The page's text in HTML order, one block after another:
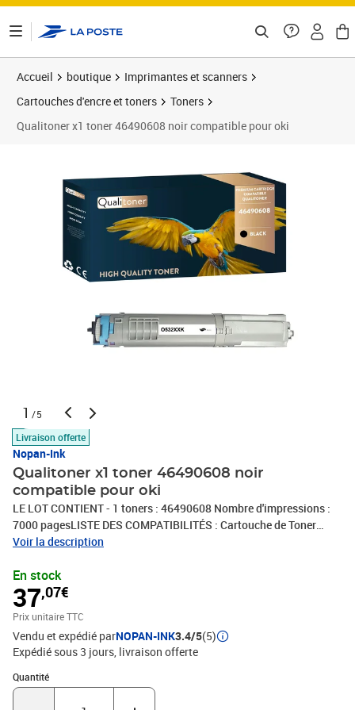
Accueil boutique
Imprimantes et scanners
Cartouches d'encre et toners
Toners
Qualitoner x1 toner 46490608 noir compatible pour oki
1 /5
Livraison offerte
Nopan-Ink
Qualitoner x1 toner 46490608 noir
compatible pour oki
LE LOT CONTIENT - 1 toners : 46490608 Nombre d'impressions :
7000 pagesLISTE DES COMPATIBILITÉS : Cartouche de Toner
Laser (ou tambour) compatible avec OKI C 532 DN OKI C 542 DN
QUALITONER est le spécialiste des consommables compatibles en
France. Associée à un groupe possédant 30 ans d'expertise dans le
domaine du consommable compatible, QUALITONER vous
propose les meilleurs produits pour votre imprimante (Jet d'encre,
Laser, Tambour...).
Voir la description
En stock
37,07€
Prix unitaire TTC
Vendu et expédié parNOPAN-INK3.4/5(5)
Expédié sous 3 jours livraison offerte
Quantité
Quantité : 1